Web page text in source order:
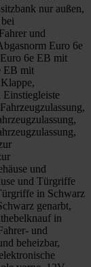
nur außen,
und
Euro 6e
6e EB mit
EB mit
und
und Türgriffe
in Schwarz
genarbt,
in
und
beheizbar,